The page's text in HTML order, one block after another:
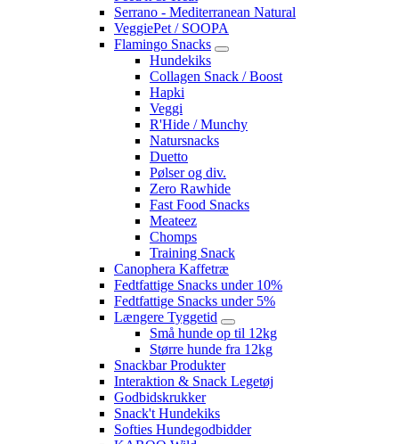
Serrano - Mediterranean Natural
VeggiePet / SOOPA
Flamingo Snacks
Hundekiks
Collagen Snack / Boost
Hapki
Veggi
R'Hide / Munchy
Natursnacks
Duetto
Pølser og div.
Zero Rawhide
Fast Food Snacks
Meateez
Chomps
Training Snack
Canophera Kaffetræ
Fedtfattige Snacks under 10%
Fedtfattige Snacks under 5%
Længere Tyggetid
Små hunde op til 12kg
Større hunde fra 12kg
Snackbar Produkter
Interaktion & Snack Legetøj
Godbidskrukker
Snack't Hundekiks
Softies Hundegodbidder